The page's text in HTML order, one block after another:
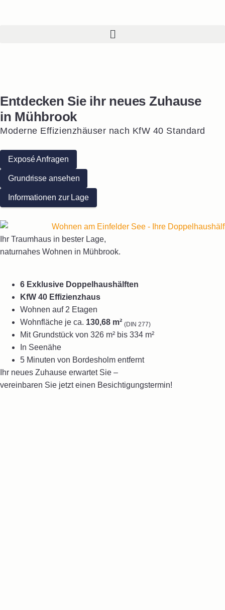
Leben
am Einfelder See
Urlaub machen
Entdecken Sie ihr neues Zuhause
in Mühbrook
Moderne Effizienzhäuser nach KfW 40 Standard
Exposé Anfragen
Grundrisse ansehen
Informationen zur Lage
Ihr Traumhaus in bester Lage,
naturnahes Wohnen in Mühbrook.
6 Exklusive Doppelhaushälften
KfW 40 Effizienzhaus
Wohnen auf 2 Etagen
Wohnfläche je ca. 130,68 m² (DIN 277)
Mit Grundstück von 326 m² bis 334 m²
In Seenähe
5 Minuten von Bordesholm entfernt
Ihr neues Zuhause erwartet Sie –
vereinbaren Sie jetzt einen Besichtigungstermin!